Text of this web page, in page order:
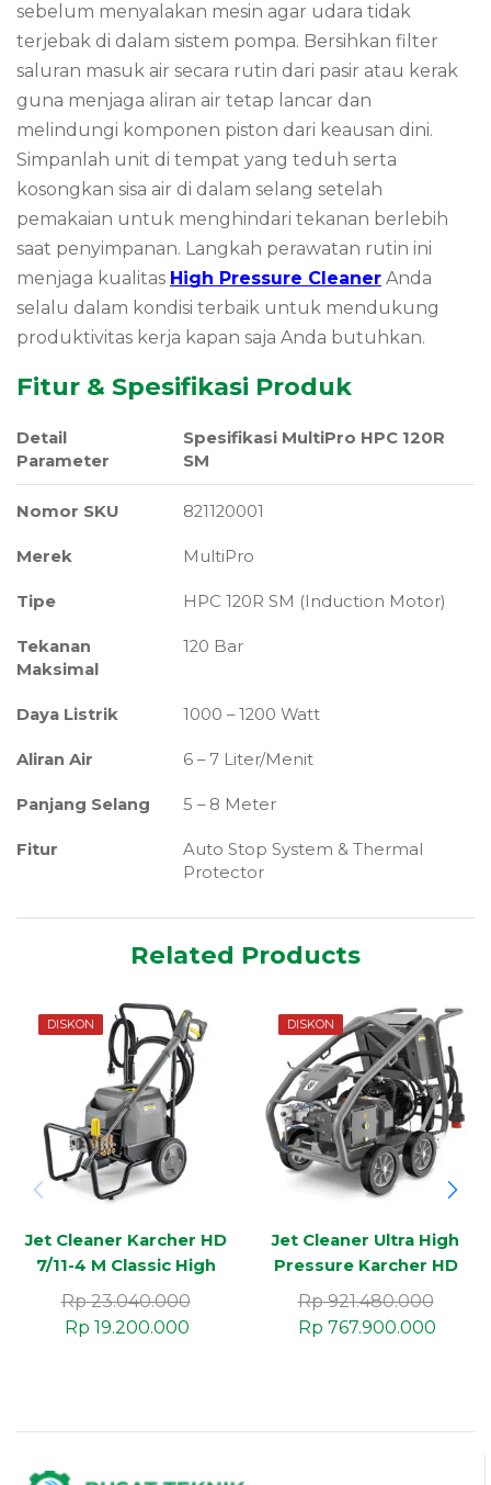
sebelum menyalakan mesin agar udara tidak
terjebak di dalam sistem pompa. Bersihkan filter
saluran masuk air secara rutin dari pasir atau kerak
guna menjaga aliran air tetap lancar dan
melindungi komponen piston dari keausan dini.
Simpanlah unit di tempat yang teduh serta
kosongkan sisa air di dalam selang setelah
pemakaian untuk menghindari tekanan berlebih
saat penyimpanan. Langkah perawatan rutin ini
menjaga kualitas High Pressure Cleaner Anda
selalu dalam kondisi terbaik untuk mendukung
produktivitas kerja kapan saja Anda butuhkan.
Fitur & Spesifikasi Produk
Detail
Parameter
Spesifikasi MultiPro HPC 120R
SM
Nomor SKU 821120001
Merek MultiPro
Tipe HPC 120R SM (Induction Motor)
Tekanan
Maksimal
120 Bar
Daya Listrik 1000 – 1200 Watt
Aliran Air 6 – 7 Liter/Menit
Panjang Selang 5 – 8 Meter
Fitur
Auto Stop System & Thermal
Protector
Related Products
DISKON
Jet Cleaner Karcher HD
7/11-4 M Classic High
Pressure Cleaner
Industri 4-Pole Motor
Rp23.040.000
Rp 19.200.000
DISKON
Jet Cleaner Ultra High
Pressure Karcher HD
9/100-4 Cage Classic
1000 Bar Industri
Rp921.480.000
Rp 767.900.000